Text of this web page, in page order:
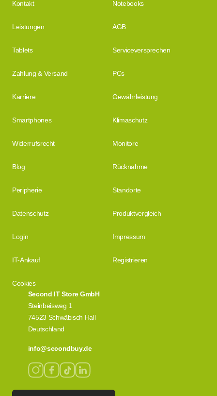
Second IT Store GmbH
Steinbeisweg 1
74523 Schwäbisch Hall
Deutschland
info@secondbuy.de
Kontakt Notebooks
Leistungen AGB
Tablets Serviceversprechen
Zahlung & Versand PCs
Karriere Gewährleistung
Smartphones Klimaschutz
Widerrufsrecht Monitore
Blog Rücknahme
Peripherie Standorte
Datenschutz Produktvergleich
Login Impressum
IT-Ankauf Registrieren
Cookies